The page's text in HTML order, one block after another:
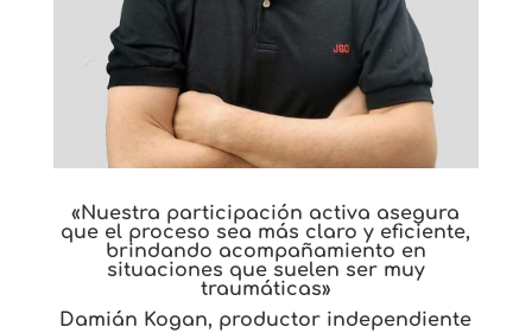
«Nuestra participación activa asegura
que el proceso sea más claro y eficiente,
brindando acompañamiento en
situaciones que suelen ser muy
traumáticas»
Damián Kogan, productor independiente